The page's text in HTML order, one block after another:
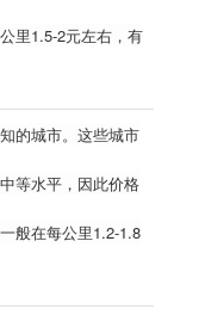
里1.5-2元左右，有
的城市。这些城市
等水平，因此价格
般在每公里1.2-1.8